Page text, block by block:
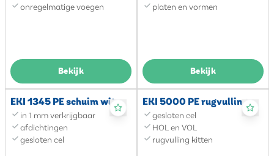
onregelmatige voegen
Bekijk
platen en vormen
Bekijk
EKI 1345 PE schuim wit
in 1 mm verkrijgbaar
afdichtingen
gesloten cel
EKI 5000 PE rugvulling
gesloten cel
HOL en VOL
rugvulling kitten